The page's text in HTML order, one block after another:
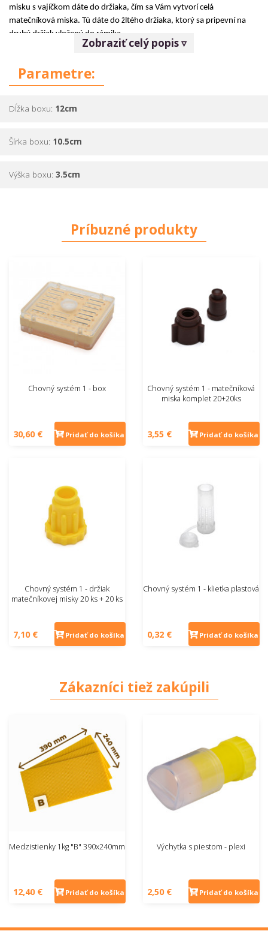
misku s vajíčkom dáte do držiaka, čím sa Vám vytvorí celá
matečníková miska. Tú dáte do žltého držiaka, ktorý sa pripevní na
druhý držiak vložený do rámika.
Súprava obsahuje:
· 60x matečníková miska
Zobraziť celý popis ▿
Parametre:
Dĺžka boxu: 12cm
Šírka boxu: 10.5cm
Výška boxu: 3.5cm
Príbuzné produkty
Chovný systém 1 - box
30,60 € Pridať do košíka
Chovný systém 1 - matečníková
miska komplet 20+20ks
3,55 € Pridať do košíka
Chovný systém 1 - držiak
matečníkovej misky 20 ks + 20 ks
7,10 € Pridať do košíka
Chovný systém 1 - klietka plastová
0,32 € Pridať do košíka
Zákazníci tiež zakúpili
Medzistienky 1kg "B" 390x240mm
12,40 € Pridať do košíka
Výchytka s piestom - plexi
2,50 € Pridať do košíka